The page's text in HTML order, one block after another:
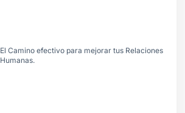
El Camino efectivo para mejorar tus Relaciones
Humanas.